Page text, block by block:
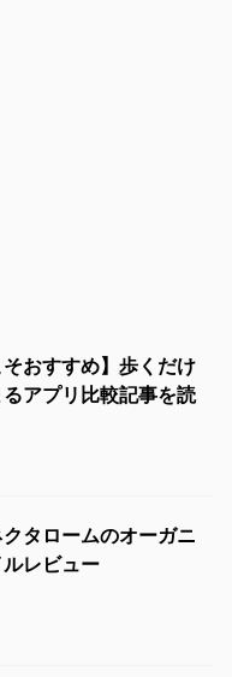
そおすすめ】歩くだけ
アプリ比較記事を読
タロームのオーガニ
レビュー